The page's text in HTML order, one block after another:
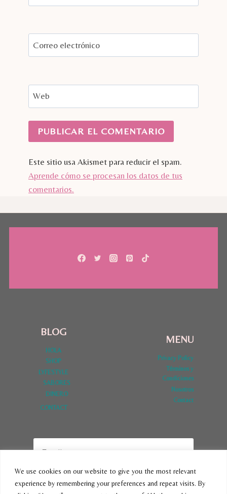
We use cookies on our website to give you the most relevant
experience by remembering your preferences and repeat visits. By
Correo electrónico
Web
Este sitio usa Akismet para reducir el spam.
Aprende cómo se procesan los datos de tus
comentarios.
BLOG
HOLA
SHOP
LYFESTYLE
SABORES
DINERO
CONTACT
MENU
Privacy Policy
Términos y
Condiciones
Nosotros
Contact